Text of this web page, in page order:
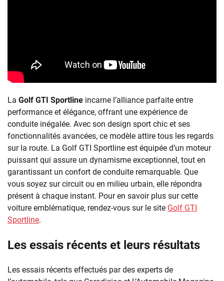
La Golf GTI Sportline incarne l’alliance parfaite entre
performance et élégance, offrant une expérience de
conduite inégalée. Avec son design sport chic et ses
fonctionnalités avancées, ce modèle attire tous les regards
sur la route. La Golf GTI Sportline est équipée d’un moteur
puissant qui assure un dynamisme exceptionnel, tout en
garantissant un confort de conduite remarquable. Que
vous soyez sur circuit ou en milieu urbain, elle répondra
présent à chaque instant. Pour en savoir plus sur cette
voiture emblématique, rendez-vous sur le site Golf GTI
Sportline.
Les essais récents et leurs résultats
Les essais récents effectués par des experts de